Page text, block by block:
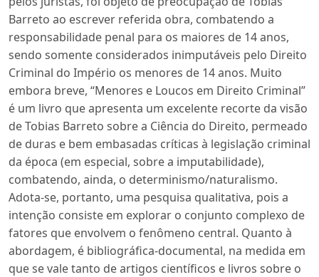
Barreto ao escrever referida obra, combatendo a
responsabilidade penal para os maiores de 14 anos,
sendo somente considerados inimputáveis pelo Direito
Criminal do Império os menores de 14 anos. Muito
embora breve, “Menores e Loucos em Direito Criminal”
é um livro que apresenta um excelente recorte da visão
de Tobias Barreto sobre a Ciência do Direito, permeado
de duras e bem embasadas críticas à legislação criminal
da época (em especial, sobre a imputabilidade),
combatendo, ainda, o determinismo/naturalismo.
Adota-se, portanto, uma pesquisa qualitativa, pois a
intenção consiste em explorar o conjunto complexo de
fatores que envolvem o fenômeno central. Quanto à
abordagem, é bibliográfica-documental, na medida em
que se vale tanto de artigos científicos e livros sobre o